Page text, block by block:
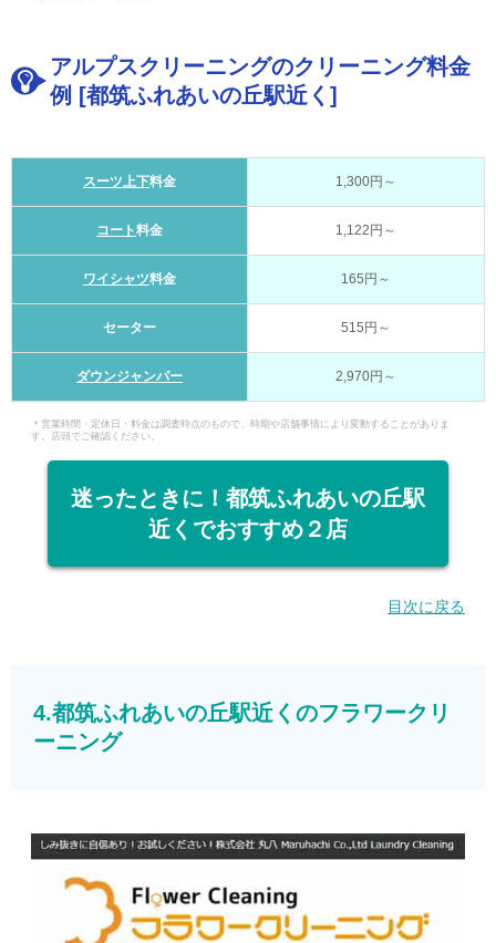
アルプスクリーニングのクリーニング料金
例 [都筑ふれあいの丘駅近く]
スーツ上下料金 1,300円～
コート料金 1,122円～
ワイシャツ料金 165円～
セーター 515円～
ダウンジャンパー 2,970円～
＊営業時間・定休日・料金は調査時点のもので、時期や店舗事情により変動することがありま
す。店頭でご確認ください。
迷ったときに！都筑ふれあいの丘駅
近くでおすすめ２店
目次に戻る
4.都筑ふれあいの丘駅近くのフラワークリ
ーニング